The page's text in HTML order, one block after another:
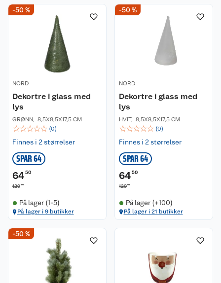
-50 %
NORD
Dekortre i glass med
lys
GRØNN, 8,5X8,5X17,5 CM
☆☆☆☆☆ (0)
Finnes i 2 størrelser
SPAR 64
6450
12900
På lager (1-5)
På lager i 9 butikker
-50 %
NORD
Dekortre i glass med
lys
HVIT, 8,5X8,5X17,5 CM
☆☆☆☆☆ (0)
Finnes i 2 størrelser
SPAR 64
6450
12900
På lager (+100)
På lager i 21 butikker
-50 %